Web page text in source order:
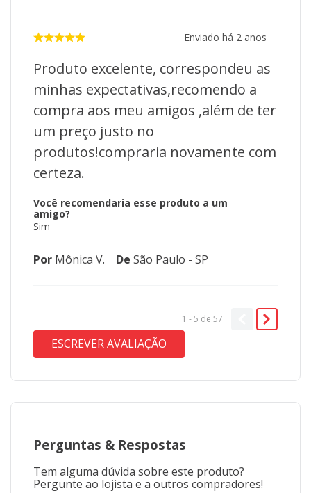
Enviado há 2 anos
Produto excelente, correspondeu as
minhas expectativas,recomendo a
compra aos meu amigos ,além de ter
um preço justo no
produtos!compraria novamente com
certeza.
Você recomendaria esse produto a um
amigo?
Sim
Por Mônica V. De São Paulo - SP
1 - 5 de 57
ESCREVER AVALIAÇÃO
Perguntas & Respostas
Tem alguma dúvida sobre este produto?
Pergunte ao lojista e a outros compradores!